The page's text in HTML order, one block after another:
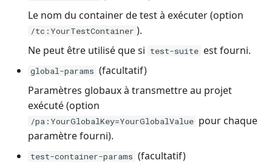
Le nom du container de test à exécuter (option
/tc:YourTestContainer ).
Ne peut être utilisé que si test-suite est fourni.
global-params (facultatif)
Paramètres globaux à transmettre au projet
exécuté (option
/pa:YourGlobalKey=YourGlobalValue pour chaque
paramètre fourni).
test-container-params (facultatif)